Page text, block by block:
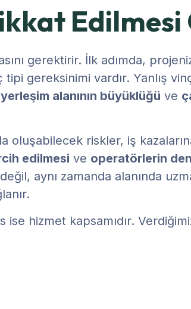
gerektirir. İlk adımda,
gereksinimi vardır. Yanlış
yerleşim alanının büyüklüğü ve
oluşabilecek riskler, iş
edilmesi ve operatörlerin
aynı zamanda alanında
hizmet kapsamıdır.